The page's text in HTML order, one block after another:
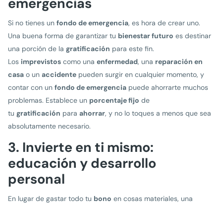
Si no tienes un fondo de emergencia, es hora de crear uno.
Una buena forma de garantizar tu bienestar futuro es destinar
una porción de la gratificación para este fin.
Los imprevistos como una enfermedad, una reparación en
casa o un accidente pueden surgir en cualquier momento, y
contar con un fondo de emergencia puede ahorrarte muchos
problemas. Establece un porcentaje fijo de
tu gratificación para ahorrar, y no lo toques a menos que sea
absolutamente necesario.
3. Invierte en ti mismo:
educación y desarrollo
personal
En lugar de gastar todo tu bono en cosas materiales, una